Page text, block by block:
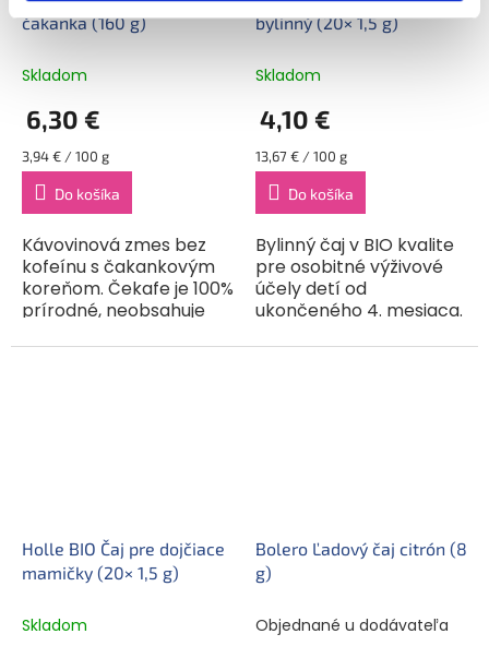
čakanka (160 g)
Skladom
6,30 €
Jednotková
cena:
3,94 € / 100 g
Do košíka
Kávovinová zmes bez
kofeínu s čakankovým
koreňom. Čekafe je 100%
prírodné, neobsahuje
robí zdravú voľbu pre
bylinný (20× 1,5 g)
Skladom
4,10 €
Jednotková
cena:
13,67 € / 100 g
Do košíka
Bylinný čaj v BIO kvalite
pre osobitné výživové
účely detí od
ukončeného 4. mesiaca.
poľnohospodárstva.
Holle BIO Čaj pre dojčiace
mamičky (20× 1,5 g)
Skladom
Bolero Ľadový čaj citrón (8
g)
Objednané u dodávateľa